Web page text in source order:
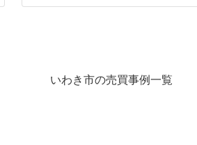
いわき市の売買事例一覧